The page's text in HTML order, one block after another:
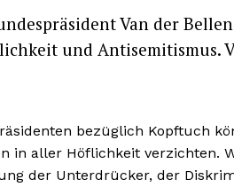
Van der
und Antisemitismus.
bezüglich Kopftuch
in aller Höflichkeit verzichten.
der Unterdrücker, der